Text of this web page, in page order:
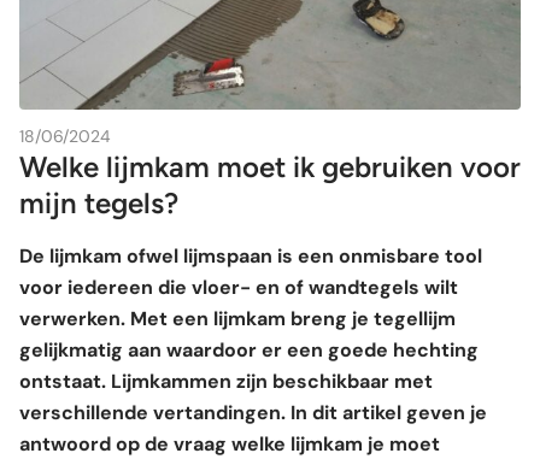
18/06/2024
Welke lijmkam moet ik gebruiken voor
mijn tegels?
De lijmkam ofwel lijmspaan is een onmisbare tool
voor iedereen die vloer- en of wandtegels wilt
verwerken. Met een lijmkam breng je tegellijm
gelijkmatig aan waardoor er een goede hechting
ontstaat. Lijmkammen zijn beschikbaar met
verschillende vertandingen. In dit artikel geven je
antwoord op de vraag welke lijmkam je moet